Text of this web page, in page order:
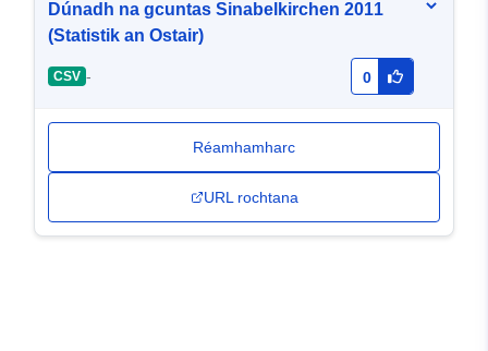
Dúnadh na gcuntas Sinabelkirchen 2011
(Statistik an Ostair)
CSV - 0
Réamhamharc
URL rochtana